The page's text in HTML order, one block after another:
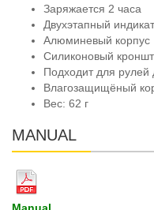
Заряжается 2 часа
Двухэтапный
Алюминевый корпус
Силиконовый
Подходит для
Влагозащищёный
Вес: 62 г
MANUAL
Manual